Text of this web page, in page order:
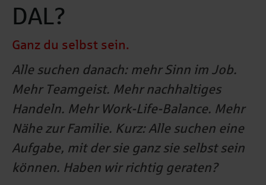
DAL?
Ganz du selbst sein.
Alle suchen danach: mehr Sinn im Job.
Mehr Teamgeist. Mehr nachhaltiges
Handeln. Mehr Work-Life-Balance. Mehr
Nähe zur Familie. Kurz: Alle suchen eine
Aufgabe, mit der sie ganz sie selbst sein
können. Haben wir richtig geraten?